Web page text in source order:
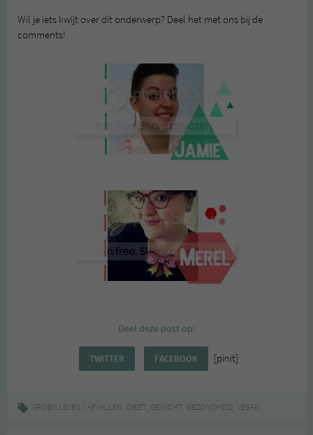
Wil je iets kwijt over dit onderwerp? Deel het met ons bij de
comments!
Deel deze post op:
TWITTER FACEBOOK [pinit]
GROEN LEVEN AFVALLEN, DIEET, GEWICHT, GEZONDHEID, VEGAN